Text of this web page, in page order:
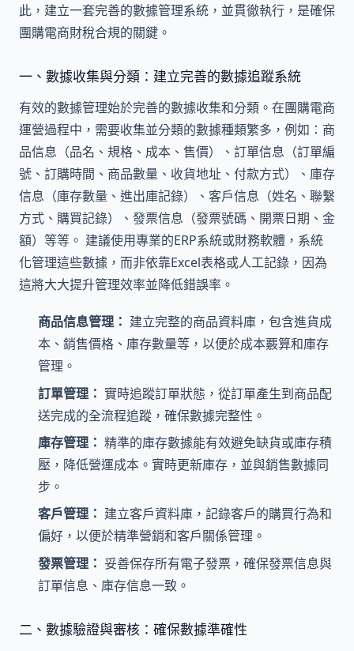
此，建立一套完善的數據管理系統，並貫徹執行，是確保
團購電商財稅合規的關鍵。
一、數據收集與分類：建立完善的數據追蹤系統
有效的數據管理始於完善的數據收集和分類。在團購電商
運營過程中，需要收集並分類的數據種類繁多，例如：商
品信息（品名、規格、成本、售價）、訂單信息（訂單編
號、訂購時間、商品數量、收貨地址、付款方式）、庫存
信息（庫存數量、進出庫記錄）、客戶信息（姓名、聯繫
方式、購買記錄）、發票信息（發票號碼、開票日期、金
額）等等。 建議使用專業的ERP系統或財務軟體，系統
化管理這些數據，而非依靠Excel表格或人工記錄，因為
這將大大提升管理效率並降低錯誤率。
商品信息管理： 建立完整的商品資料庫，包含進貨成
本、銷售價格、庫存數量等，以便於成本覈算和庫存
管理。
訂單管理： 實時追蹤訂單狀態，從訂單產生到商品配
送完成的全流程追蹤，確保數據完整性。
庫存管理： 精準的庫存數據能有效避免缺貨或庫存積
壓，降低營運成本。實時更新庫存，並與銷售數據同
步。
客戶管理： 建立客戶資料庫，記錄客戶的購買行為和
偏好，以便於精準營銷和客戶關係管理。
發票管理： 妥善保存所有電子發票，確保發票信息與
訂單信息、庫存信息一致。
二、數據驗證與審核：確保數據準確性